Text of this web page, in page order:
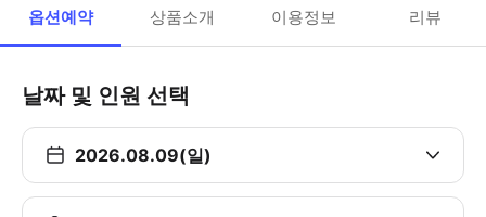
옵션예약 상품소개 이용정보 리뷰
날짜 및 인원 선택
2026.08.09(일)